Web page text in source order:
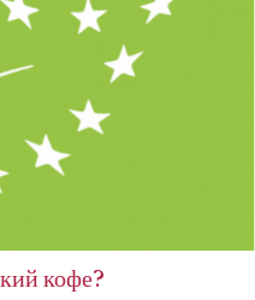
кофе?